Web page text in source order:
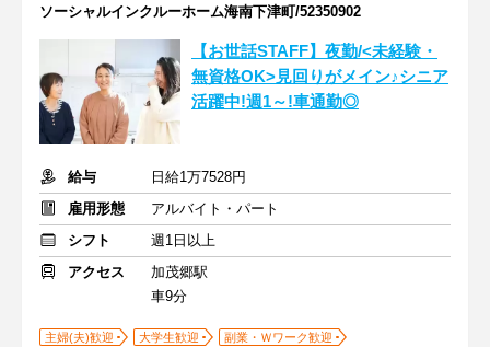
ソーシャルインクルーホーム海南下津町/52350902
【お世話STAFF】夜勤/<未経験・
無資格OK>見回りがメイン♪シニア
活躍中!週1～!車通勤◎
給与
日給1万7528円
雇用形態
アルバイト・パート
シフト
週1日以上
アクセス
加茂郷駅
車9分
主婦(夫)歓迎 大学生歓迎
副業・Ｗワーク歓迎